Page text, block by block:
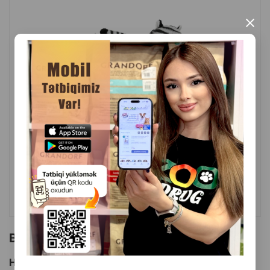
×
( Rəylər)
Çəki Qiymət
Almaq
1 ədəd
6.90
ALMAQ
Bu brendin başqa məhsulları
Hamısını Gör